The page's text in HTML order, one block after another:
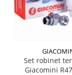
Set robinet
Giacomini